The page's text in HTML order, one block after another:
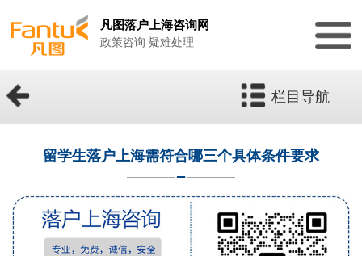
凡图落户上海咨询网
政策咨询 疑难处理
栏目导航
留学生落户上海需符合哪三个具体条件要求